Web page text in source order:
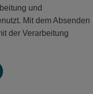
und
Mit dem Absenden
der Verarbeitung